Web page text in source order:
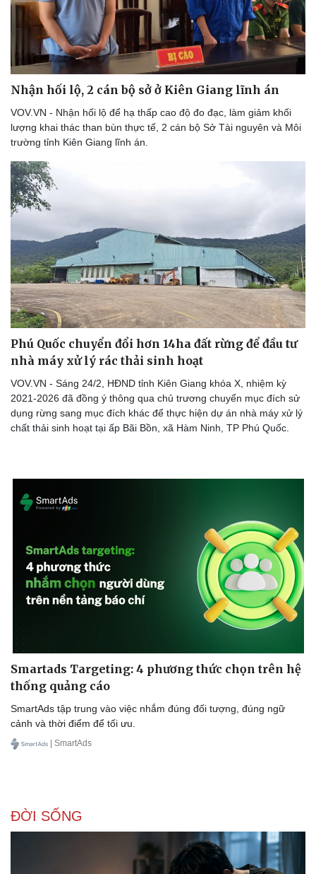
Thể thao
Bóng đá
Lịch thi đấu bóng đá
Thế giới thể thao
eSports
Hậu trường
Ô tô - Xe máy
Ô tô
Tư vấn
Nhận hối lộ, 2 cán bộ sở ở Kiên Giang lĩnh án
VOV.VN - Nhận hối lộ để hạ thấp cao độ đo đạc, làm giảm khối
lượng khai thác than bùn thực tế, 2 cán bộ Sở Tài nguyên và Môi
trường tỉnh Kiên Giang lĩnh án.
Phú Quốc chuyển đổi hơn 14ha đất rừng để đầu tư
nhà máy xử lý rác thải sinh hoạt
VOV.VN - Sáng 24/2, HĐND tỉnh Kiên Giang khóa X, nhiệm kỳ
2021-2026 đã đồng ý thông qua chủ trương chuyển mục đích sử
dụng rừng sang mục đích khác để thực hiện dự án nhà máy xử lý
chất thải sinh hoạt tại ấp Bãi Bồn, xã Hàm Ninh, TP Phú Quốc.
Smartads Targeting: 4 phương thức chọn trên hệ
thống quảng cáo
SmartAds tập trung vào việc nhắm đúng đối tượng, đúng ngữ
cảnh và thời điểm để tối ưu.
| SmartAds
ĐỜI SỐNG